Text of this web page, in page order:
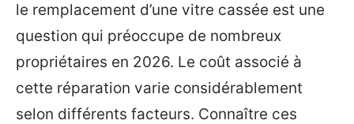
le remplacement d’une vitre cassée est une
question qui préoccupe de nombreux
propriétaires en 2026. Le coût associé à
cette réparation varie considérablement
selon différents facteurs. Connaître ces